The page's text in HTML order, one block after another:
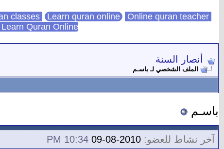
Learn quran online Online quran teacher
Learn Quran Online
أنصار السنة
الملف الشخصي لـ باسـم
باسـم
آخر نشاط للعضو: 10:34 PM